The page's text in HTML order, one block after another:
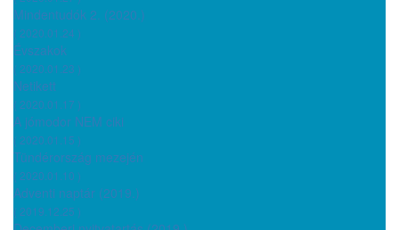
Mindentudók 2. (2020.)
( 2020.01.24 )
Évszakok
( 2020.01.23 )
Netikett
( 2020.01.17 )
A jómodor NEM ciki
( 2020.01.15 )
Tündérország mezején
( 2020.01.10 )
Adventi naptár (2019.)
( 2019.12.25 )